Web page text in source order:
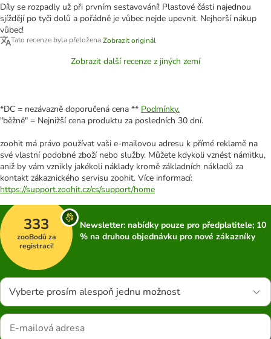
Díly se rozpadly už při prvním sestavování! Plastové části najednou
sjíždějí po tyči dolů a pořádně je vůbec nejde upevnit. Nejhorší nákup
vůbec!
Tato recenze byla přeložena.Zobrazit originál
Zobrazit další recenze z jiných zemí
*DC = nezávazně doporučená cena ** Podmínky.
"běžně" = Nejnižší cena produktu za posledních 30 dní.
zoohit má právo používat vaši e-mailovou adresu k přímé reklamě na
své vlastní podobné zboží nebo služby. Můžete kdykoli vznést námitku,
aniž by vám vznikly jakékoli náklady kromě základních nákladů za
kontakt zákaznického servisu zoohit. Více informací:
https://support.zoohit.cz/cs/support/home
333
zooBodů za
registraci!
Newsletter: nabídky pouze pro předplatitele; 10
% na druhou objednávku pro nové zákazníky
Vyberte prosím alespoň jednu možnost